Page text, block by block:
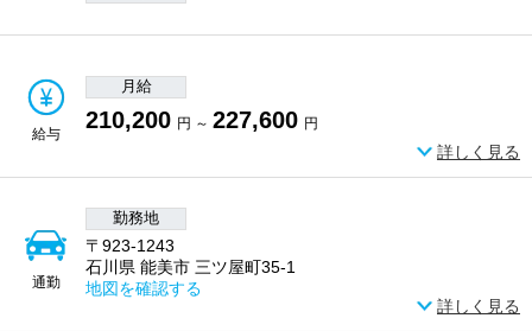
給与
月給
210,200 円 ～ 227,600 円
詳しく見る
通勤
勤務地
〒923-1243
石川県 能美市 三ツ屋町35-1
地図を確認する
詳しく見る